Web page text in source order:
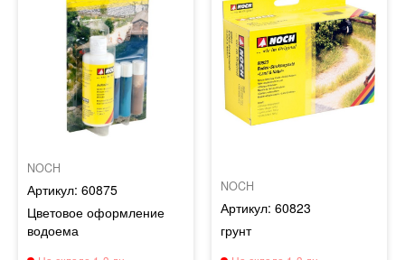
NOCH
60875
Цветовое оформление
водоема
NOCH
60823
грунт